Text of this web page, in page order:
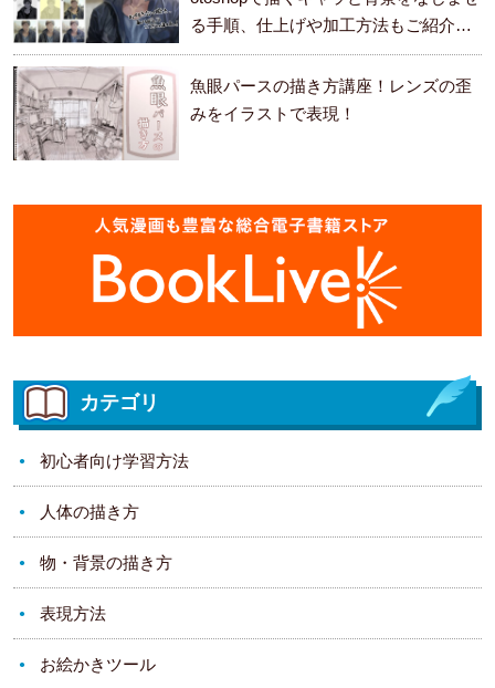
る手順、仕上げや加工方法もご紹介し
ます。
魚眼パースの描き方講座！レンズの歪
みをイラストで表現！
カテゴリ
初心者向け学習方法
人体の描き方
物・背景の描き方
表現方法
お絵かきツール